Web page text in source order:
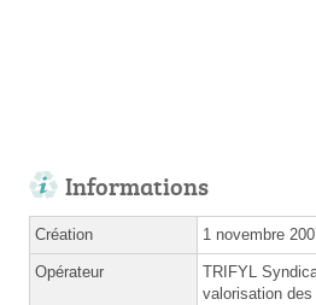
Informations
Création 1 novembre
Opérateur
TRIFYL
valorisation